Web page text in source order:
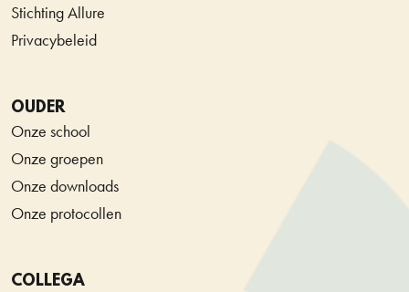
Stichting Allure
Privacybeleid
OUDER
Onze school
Onze groepen
Onze downloads
Onze protocollen
COLLEGA